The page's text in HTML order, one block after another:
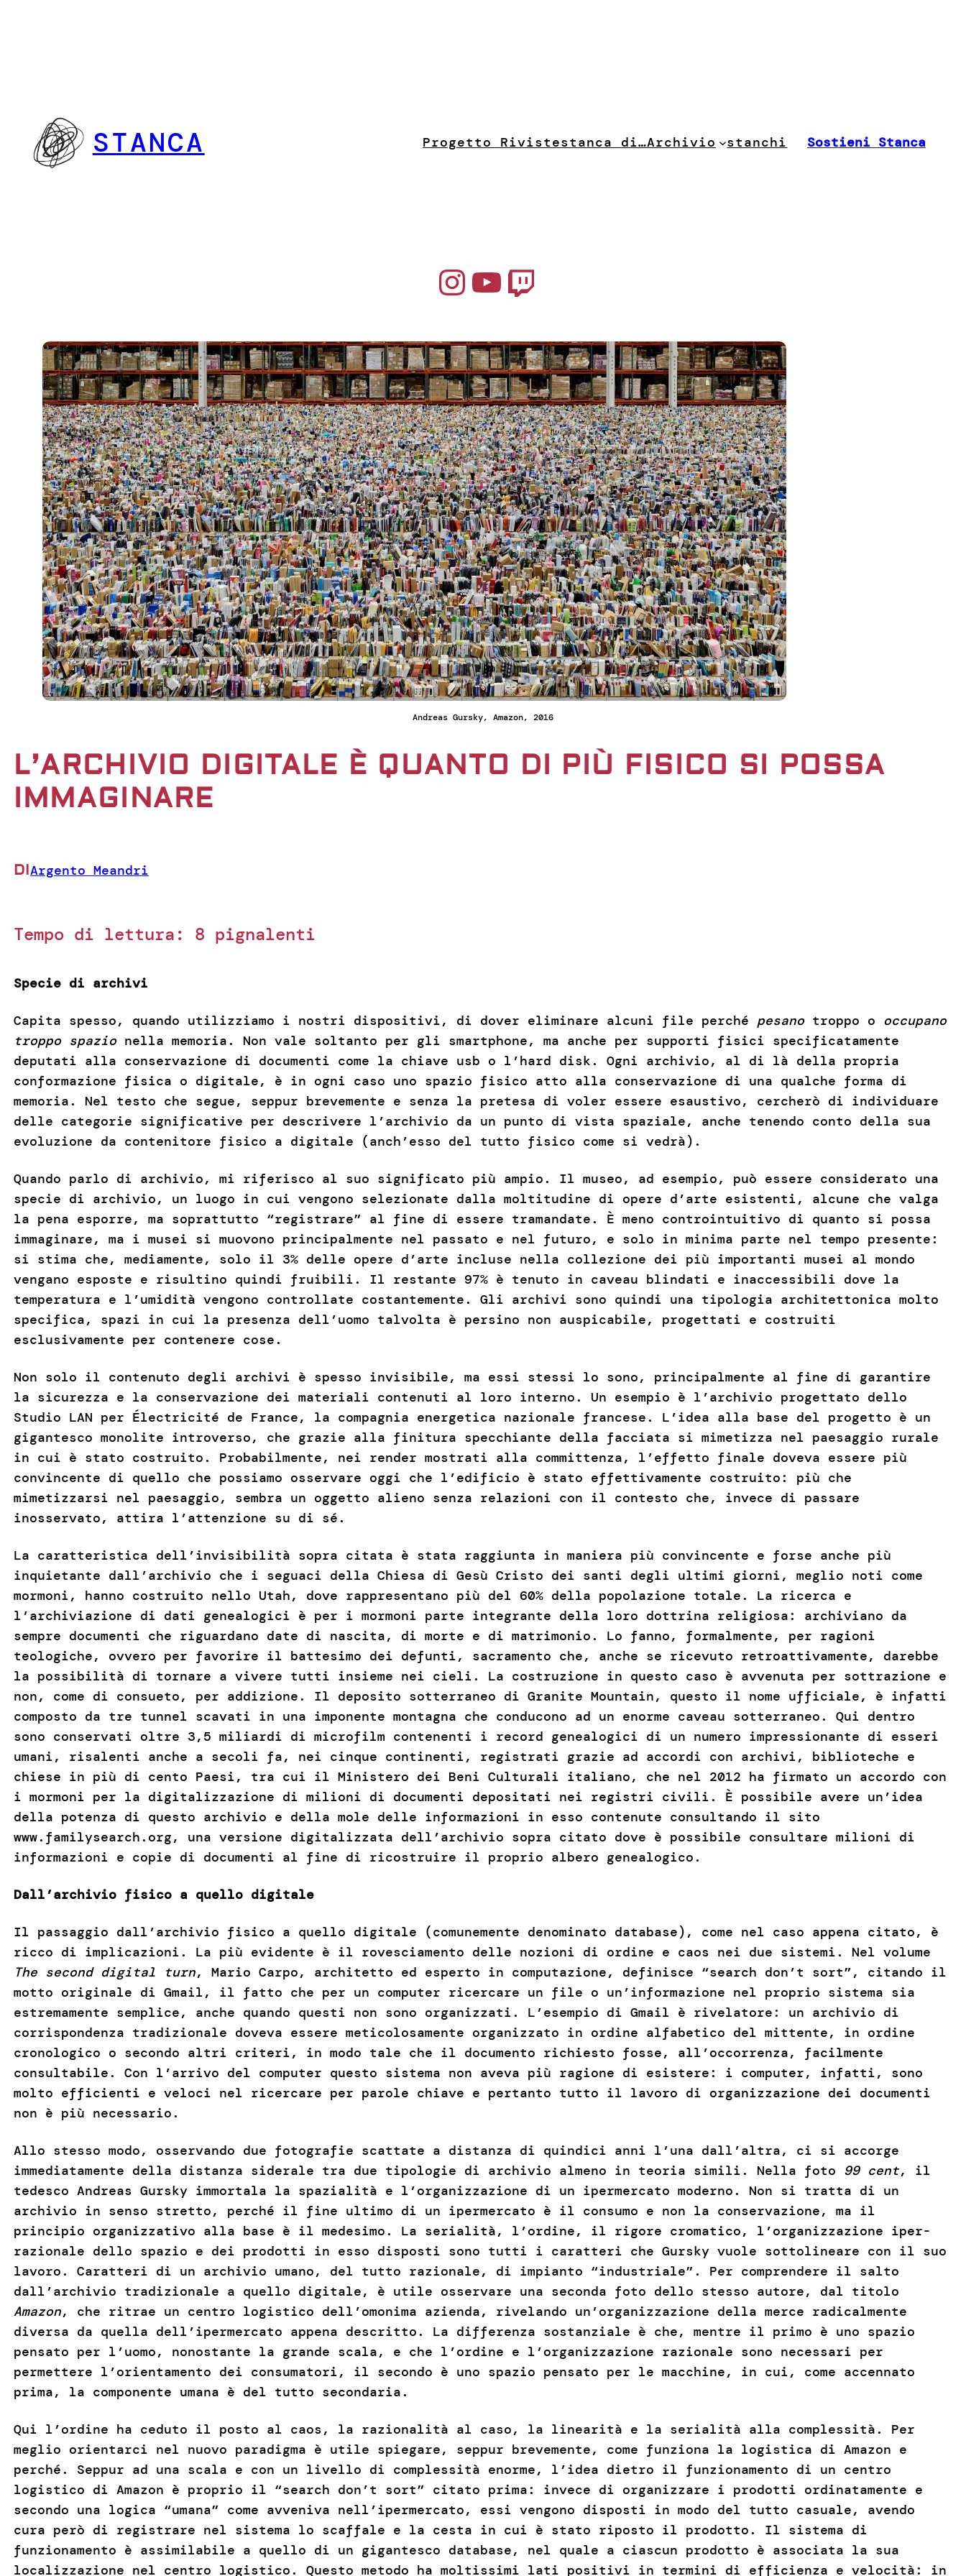
STANCA Progetto Rivistestanca di…Archivio stanchi Sostieni Stanca
Instagram YouTube Twitch
Andreas Gursky, Amazon, 2016
L’ARCHIVIO DIGITALE È QUANTO DI PIÙ FISICO SI POSSA
IMMAGINARE
DIArgento Meandri
Tempo di lettura: 8 pignalenti
Specie di archivi
Capita spesso, quando utilizziamo i nostri dispositivi, di dover eliminare alcuni file perché pesanotroppo o occupano
troppo spazionella memoria. Non vale soltanto per gli smartphone, ma anche per supporti fisici specificatamente
deputati alla conservazione di documenti come la chiave usb o l’hard disk. Ogni archivio, al di là della propria
conformazione fisica o digitale, è in ogni caso uno spazio fisico atto alla conservazione di una qualche forma di
memoria. Nel testo che segue, seppur brevemente e senza la pretesa di voler essere esaustivo, cercherò di individuare
delle categorie significative per descrivere l’archivio da un punto di vista spaziale, anche tenendo conto della sua
evoluzione da contenitore fisico a digitale (anch’esso del tutto fisico come si vedrà).
Quando parlo di archivio, mi riferisco al suo significato più ampio. Il museo, ad esempio, può essere considerato una
specie di archivio, un luogo in cui vengono selezionate dalla moltitudine di opere d’arte esistenti, alcune che valga
la pena esporre, ma soprattutto “registrare” al fine di essere tramandate. È meno controintuitivo di quanto si possa
immaginare, ma i musei si muovono principalmente nel passato e nel futuro, e solo in minima parte nel tempo presente:
si stima che, mediamente, solo il 3% delle opere d’arte incluse nella collezione dei più importanti musei al mondo
vengano esposte e risultino quindi fruibili. Il restante 97% è tenuto in caveau blindati e inaccessibili dove la
temperatura e l’umidità vengono controllate costantemente. Gli archivi sono quindi una tipologia architettonica molto
specifica, spazi in cui la presenza dell’uomo talvolta è persino non auspicabile, progettati e costruiti
esclusivamente per contenere cose.
Non solo il contenuto degli archivi è spesso invisibile, ma essi stessi lo sono, principalmente al fine di garantire
la sicurezza e la conservazione dei materiali contenuti al loro interno. Un esempio è l’archivio progettato dello
Studio LAN per Électricité de France, la compagnia energetica nazionale francese. L’idea alla base del progetto è un
gigantesco monolite introverso, che grazie alla finitura specchiante della facciata si mimetizza nel paesaggio rurale
in cui è stato costruito. Probabilmente, nei render mostrati alla committenza, l’effetto finale doveva essere più
convincente di quello che possiamo osservare oggi che l’edificio è stato effettivamente costruito: più che
mimetizzarsi nel paesaggio, sembra un oggetto alieno senza relazioni con il contesto che, invece di passare
inosservato, attira l’attenzione su di sé.
La caratteristica dell’invisibilità sopra citata è stata raggiunta in maniera più convincente e forse anche più
inquietante dall’archivio che i seguaci della Chiesa di Gesù Cristo dei santi degli ultimi giorni, meglio noti come
mormoni, hanno costruito nello Utah, dove rappresentano più del 60% della popolazione totale. La ricerca e
l’archiviazione di dati genealogici è per i mormoni parte integrante della loro dottrina religiosa: archiviano da
sempre documenti che riguardano date di nascita, di morte e di matrimonio. Lo fanno, formalmente, per ragioni
teologiche, ovvero per favorire il battesimo dei defunti, sacramento che, anche se ricevuto retroattivamente, darebbe
la possibilità di tornare a vivere tutti insieme nei cieli. La costruzione in questo caso è avvenuta per sottrazione e
non, come di consueto, per addizione. Il deposito sotterraneo di Granite Mountain, questo il nome ufficiale, è infatti
composto da tre tunnel scavati in una imponente montagna che conducono ad un enorme caveau sotterraneo. Qui dentro
sono conservati oltre 3,5 miliardi di microfilm contenenti i record genealogici di un numero impressionante di esseri
umani, risalenti anche a secoli fa, nei cinque continenti, registrati grazie ad accordi con archivi, biblioteche e
chiese in più di cento Paesi, tra cui il Ministero dei Beni Culturali italiano, che nel 2012 ha firmato un accordo con
i mormoni per la digitalizzazione di milioni di documenti depositati nei registri civili. È possibile avere un’idea
della potenza di questo archivio e della mole delle informazioni in esso contenute consultando il sito
www.familysearch.org, una versione digitalizzata dell’archivio sopra citato dove è possibile consultare milioni di
informazioni e copie di documenti al fine di ricostruire il proprio albero genealogico.
Dall’archivio fisico a quello digitale
Il passaggio dall’archivio fisico a quello digitale (comunemente denominato database), come nel caso appena citato, è
ricco di implicazioni. La più evidente è il rovesciamento delle nozioni di ordine e caos nei due sistemi. Nel volume
The second digital turn, Mario Carpo, architetto ed esperto in computazione, definisce “search don’t sort”, citando il
motto originale di Gmail, il fatto che per un computer ricercare un file o un’informazione nel proprio sistema sia
estremamente semplice, anche quando questi non sono organizzati. L’esempio di Gmail è rivelatore: un archivio di
corrispondenza tradizionale doveva essere meticolosamente organizzato in ordine alfabetico del mittente, in ordine
cronologico o secondo altri criteri, in modo tale che il documento richiesto fosse, all’occorrenza, facilmente
consultabile. Con l’arrivo del computer questo sistema non aveva più ragione di esistere: i computer, infatti, sono
molto efficienti e veloci nel ricercare per parole chiave e pertanto tutto il lavoro di organizzazione dei documenti
non è più necessario.
Allo stesso modo, osservando due fotografie scattate a distanza di quindici anni l’una dall’altra, ci si accorge
immediatamente della distanza siderale tra due tipologie di archivio almeno in teoria simili. Nella foto 99 cent, il
tedesco Andreas Gursky immortala la spazialità e l’organizzazione di un ipermercato moderno. Non si tratta di un
archivio in senso stretto, perché il fine ultimo di un ipermercato è il consumo e non la conservazione, ma il
principio organizzativo alla base è il medesimo. La serialità, l’ordine, il rigore cromatico, l’organizzazione iper-
razionale dello spazio e dei prodotti in esso disposti sono tutti i caratteri che Gursky vuole sottolineare con il suo
lavoro. Caratteri di un archivio umano, del tutto razionale, di impianto “industriale”. Per comprendere il salto
dall’archivio tradizionale a quello digitale, è utile osservare una seconda foto dello stesso autore, dal titolo
Amazon, che ritrae un centro logistico dell’omonima azienda, rivelando un’organizzazione della merce radicalmente
diversa da quella dell’ipermercato appena descritto. La differenza sostanziale è che, mentre il primo è uno spazio
pensato per l’uomo, nonostante la grande scala, e che l’ordine e l’organizzazione razionale sono necessari per
permettere l’orientamento dei consumatori, il secondo è uno spazio pensato per le macchine, in cui, come accennato
prima, la componente umana è del tutto secondaria.
Qui l’ordine ha ceduto il posto al caos, la razionalità al caso, la linearità e la serialità alla complessità. Per
meglio orientarci nel nuovo paradigma è utile spiegare, seppur brevemente, come funziona la logistica di Amazon e
perché. Seppur ad una scala e con un livello di complessità enorme, l’idea dietro il funzionamento di un centro
logistico di Amazon è proprio il “search don’t sort” citato prima: invece di organizzare i prodotti ordinatamente e
secondo una logica “umana” come avveniva nell’ipermercato, essi vengono disposti in modo del tutto casuale, avendo
cura però di registrare nel sistema lo scaffale e la cesta in cui è stato riposto il prodotto. Il sistema di
funzionamento è assimilabile a quello di un gigantesco database, nel quale a ciascun prodotto è associata la sua
localizzazione nel centro logistico. Questo metodo ha moltissimi lati positivi in termini di efficienza e velocità: in